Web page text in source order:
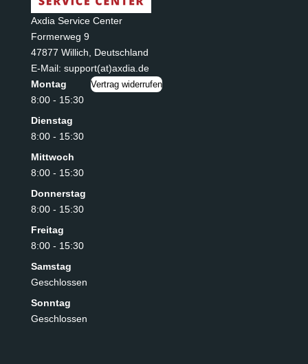
Axdia Service Center
Formerweg 9
47877 Willich
Deutschland
E-Mail: support(at)axdia.de
Montag
8:00 - 15:30
Dienstag
8:00 - 15:30
Mittwoch
8:00 - 15:30
Donnerstag
8:00 - 15:30
Freitag
8:00 - 15:30
Samstag
Geschlossen
Sonntag
Geschlossen
Vertrag widerrufen